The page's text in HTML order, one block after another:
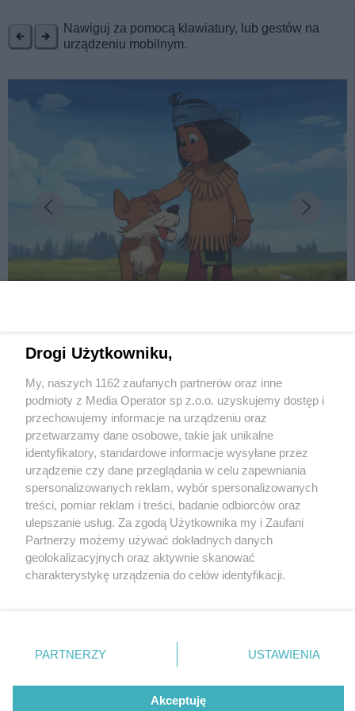
Nawiguj za pomocą klawiatury, lub gestów na
urządzeniu mobilnym.
Mały Siuks sam wśród zwierząt prerii. Niedzielny
Dzieciniec w tyskiej Andromedzie
1 / 2
Dzieciniec Teatralny w
Andromedzie 13 sierpnia
2023
Wydawca mediów lokalnych
Nie zapomnij
zapoznać się z:
polityką prywatności regulamin korzystania z portali
Twojemiasto
Piekary Śląskie
Chorzów
Tarnowskie Góry
Gliwice
Skontakuj sięz nami
Kontakt
Wydawca
Redakcja
Drogi Użytkowniku,
My, naszych 1162 zaufanych partnerów oraz inne
podmioty z Media Operator sp z.o.o. uzyskujemy dostęp i
przechowujemy informacje na urządzeniu oraz
przetwarzamy dane osobowe, takie jak unikalne
identyfikatory, standardowe informacje wysyłane przez
urządzenie czy dane przeglądania w celu zapewniania
spersonalizowanych reklam, wybór spersonalizowanych
treści, pomiar reklam i treści, badanie odbiorców oraz
ulepszanie usług. Za zgodą Użytkownika my i Zaufani
Partnerzy możemy używać dokładnych danych
geolokalizacyjnych oraz aktywnie skanować
charakterystykę urządzenia do celów identyfikacji.
zmienić/wycofać klikając przycisk ustawień prywatności
znajdujący się w lewym dolnym rogu strony
rodzaje przetwarzania danych nie wymagają zgody
użytkownika, ale masz prawo sprzeciwić się takiemu
PARTNERZY USTAWIENIA
Akceptuję